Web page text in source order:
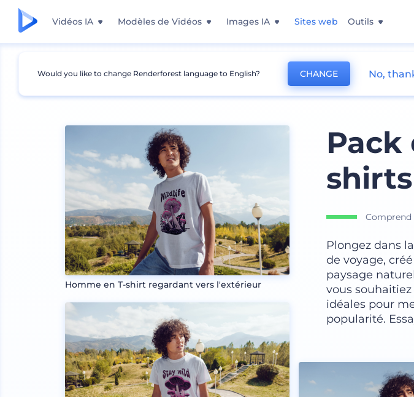
Vidéos IA Modèles de Vidéos Images IA Sites web Outils
Mockups Vêtements Mockup de t-shirt
Homme en T-shirt regardant vers l'extérieur
Pack
Comprend
Plongez dans
de voyage,
paysage
vous
idéales pour
popularité.
Would you like to change Renderforest language to English? CHANGE No,